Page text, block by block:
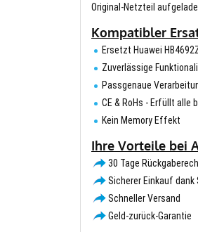
Original-Netzteil
Kompatibler
Ersetzt Huawei
Zuverlässige
Passgenaue
CE & RoHs - Erfüllt alle
Kein Memory Effekt
Ihre Vorteile bei
30 Tage
Sicherer Einkauf dank
Schneller Versand
Geld-zurück-Garantie